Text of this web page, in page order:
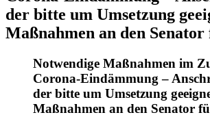
der bitte um Umsetzung
Maßnahmen an den
Notwendige Maßnahmen im
Corona-Eindämmung –
der bitte um Umsetzung
Maßnahmen an den Senator